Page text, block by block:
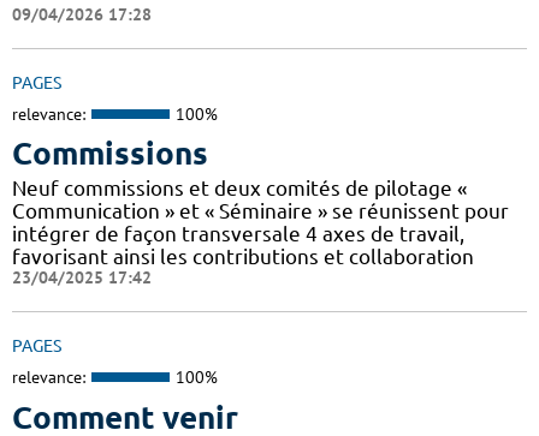
09/04/2026 17:28
PAGES
relevance: 100%
Commissions
Neuf commissions et deux comités de pilotage «
Communication » et « Séminaire » se réunissent pour
intégrer de façon transversale 4 axes de travail,
favorisant ainsi les contributions et collaboration
23/04/2025 17:42
PAGES
relevance: 100%
Comment venir